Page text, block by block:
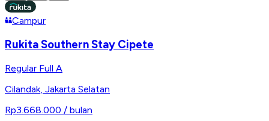
Campur
Rukita Southern Stay Cipete
Regular Full A
Cilandak, Jakarta Selatan
Rp3.668.000 / bulan